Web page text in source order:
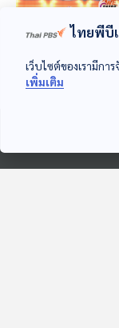
ตัวเอง "ประวัติ วะโฮ
ไทยพีบี
เว็บไซต์ของเรามีก
เพิ่มเติม